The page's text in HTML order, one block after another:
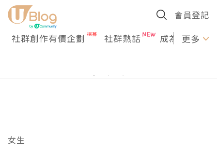
會員登記
社群創作有價企劃 社群熱話 成為U更多
女生